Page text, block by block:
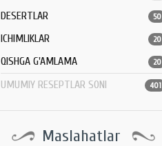
DESERTLAR 50
ICHIMLIKLAR 20
QISHGA G'AMLAMA 20
UMUMIY RESEPTLAR SONI 401
Maslahatlar